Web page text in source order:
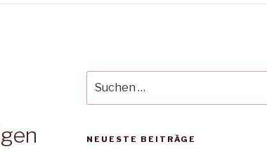
nach:
NEUESTE BEITRÄGE